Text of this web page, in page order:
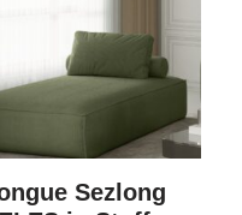
Sezlong